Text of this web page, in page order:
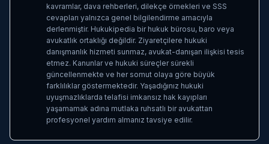
kavramlar, dava rehberleri, dilekçe örnekleri ve SSS
cevapları yalnızca genel bilgilendirme amacıyla
derlenmiştir. Hukukipedia bir hukuk bürosu, baro veya
avukatlık ortaklığı değildir. Ziyaretçilere hukuki
danışmanlık hizmeti sunmaz, avukat-danışan ilişkisi tesis
etmez. Kanunlar ve hukuki süreçler sürekli
güncellenmekte ve her somut olaya göre büyük
farklılıklar göstermektedir. Yaşadığınız hukuki
uyuşmazlıklarda telafisi imkansız hak kayıpları
yaşamamak adına mutlaka ruhsatlı bir avukattan
profesyonel yardım almanız tavsiye edilir.